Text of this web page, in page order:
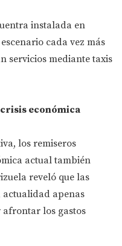
instalada en
cada vez más
servicios mediante taxis
económica
los remiseros
actual también
reveló que las
actualidad apenas
los gastos